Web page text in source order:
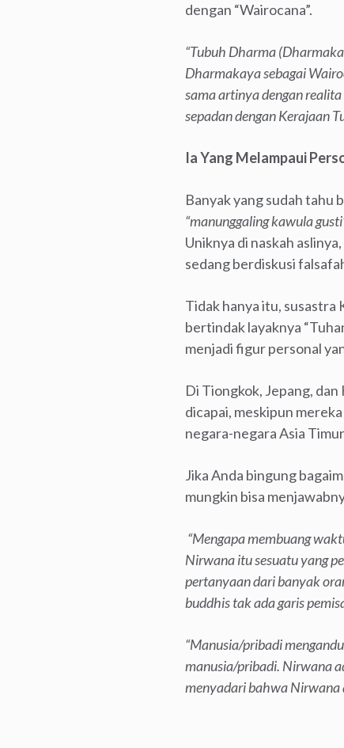
dengan “Wairocana”.
“Tubuh Dharma
Dharmakaya sebagai
sama artinya dengan
sepadan dengan Kerajaan
Ia Yang Melampaui
Banyak yang sudah tahu
“manunggaling kawula
Uniknya di naskah
sedang berdiskusi
Tidak hanya itu, susastra
bertindak layaknya
menjadi figur personal
Di Tiongkok, Jepang,
dicapai, meskipun
negara-negara Asia
Jika Anda bingung
mungkin bisa
“Mengapa membuang
Nirwana itu sesuatu yang
pertanyaan dari banyak
buddhis tak ada garis
“Manusia/pribadi
manusia/pribadi. Nirwana
menyadari bahwa Nirwana